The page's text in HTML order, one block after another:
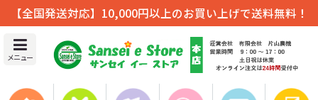
【全国発送対応】10,000円以上のお買い上げで送料無料！
メニュー